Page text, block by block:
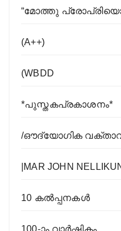
“മോത്തു
(A++)
(WBDD
*പുസ്തകപ്രകാശനം*
/ഔദ്യോഗിക
|MAR JOHN
10 കൽപ്പനകൾ